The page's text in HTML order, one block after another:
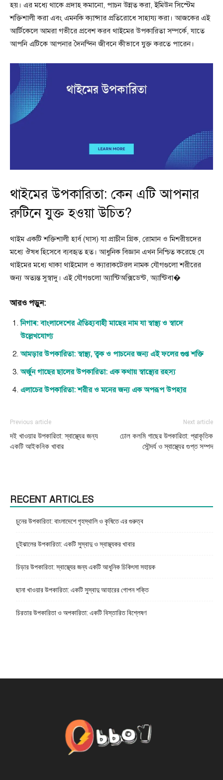
হয়। এর মধ্যে থাকে প্রদাহ কমানো, পাচন উন্নত করা, ইমিউন সিস্টেম
শক্তিশালী করা এবং এমনকি ক্যান্সার প্রতিরোধে সাহায্য করা। আজকের এই
আর্টিকেলে আমরা গভীরে প্রবেশ করব থাইমের উপকারিতা সম্পর্কে, যাতে
আপনি এটিকে আপনার দৈনন্দিন জীবনে কীভাবে যুক্ত করতে পারেন।
থাইমের উপকারিতা: কেন এটি আপনার
রুটিনে যুক্ত হওয়া উচিত?
থাইম একটি শক্তিশালী হার্ব (ঘাস) যা প্রাচীন গ্রিক, রোমান ও মিশরীয়দের
মধ্যে ঔষধ হিসেবে ব্যবহৃত হত। আধুনিক বিজ্ঞান এখন নিশ্চিত করেছে যে
থাইমের মধ্যে থাকা থাইমোল ও ক্যারাকটেরল নামক যৌগগুলো শরীরের
জন্য অত্যন্ত সুস্বাদু। এই যৌগগুলো অ্যান্টিঅক্সিডেন্ট, অ্যান্টিবা�
আরও পড়ুন:
নিগাৰ: বাংলাদেশের ঐতিহ্যবাহী মাছের নাম যা স্বাস্থ্য ও স্বাদে
উল্লেখযোগ্য
আমড়ার উপকারিতা: স্বাস্থ্য, ত্বক ও পাচনের জন্য এই ফলের গুপ্ত শক্তি
অর্জুন গাছের ছালের উপকারিতা: এক কথায় স্বাস্থ্যের রহস্য
এলাচের উপকারিতা: শরীর ও মনের জন্য এক অপরূপ উপহার
Previous article
দই খাওয়ার উপকারিতা: স্বাস্থ্যের জন্য
একটি আইকনিক খাবার
Next article
ঢোল কলমি গাছের উপকারিতা: প্রাকৃতিক
সৌন্দর্য ও স্বাস্থ্যের গুপ্ত সম্পদ
RECENT ARTICLES
চুনের উপকারিতা: বাংলাদেশে গৃহস্থালি ও কৃষিতে এর গুরুত্ব
চুইঝালের উপকারিতা: একটি সুস্বাদু ও স্বাস্থ্যকর খাবার
চিড়ার উপকারিতা: স্বাস্থ্যের জন্য একটি আধুনিক চিকিৎসা সহায়ক
ছানা খাওয়ার উপকারিতা: একটি সুস্বাদু আহারের গোপন শক্তি
চিরতার উপকারিতা ও অপকারিতা: একটি বিস্তারিত বিশ্লেষণ